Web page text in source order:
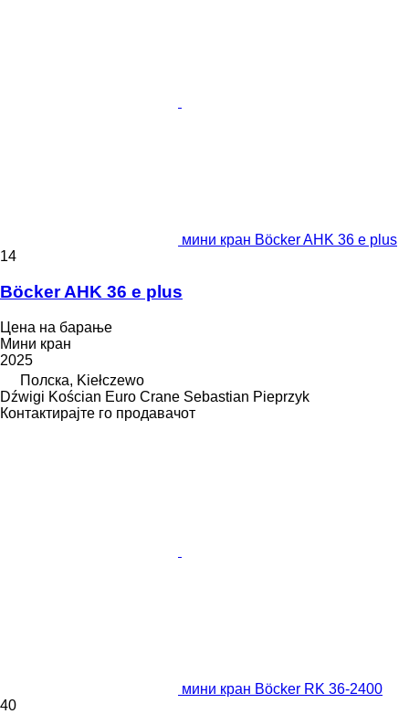
мини кран Böcker AHK 36 e plus
14
Böcker AHK 36 e plus
Цена на барање
Мини кран
2025
Полска, Kiełczewo
Dźwigi Kościan Euro Crane Sebastian Pieprzyk
Контактирајте го продавачот
мини кран Böcker RK 36-2400
40